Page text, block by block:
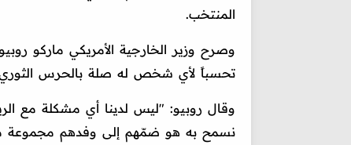
المنتخب.
وصرح وزير الخارجية الأمريكي ماركو
تحسباً لأي شخص له صلة بالحرس الثوري
وقال روبيو: "ليس لدينا أي مشكلة مع
نسمح به هو ضمّهم إلى وفدهم مجموعة من